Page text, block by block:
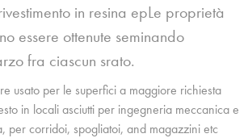
in resina epLe proprietà
essere ottenute seminando
fra ciascun srato.
usato per le superfici a maggiore richiesta
in locali asciutti per ingegneria meccanica e
per corridoi, spogliatoi, and magazzini etc